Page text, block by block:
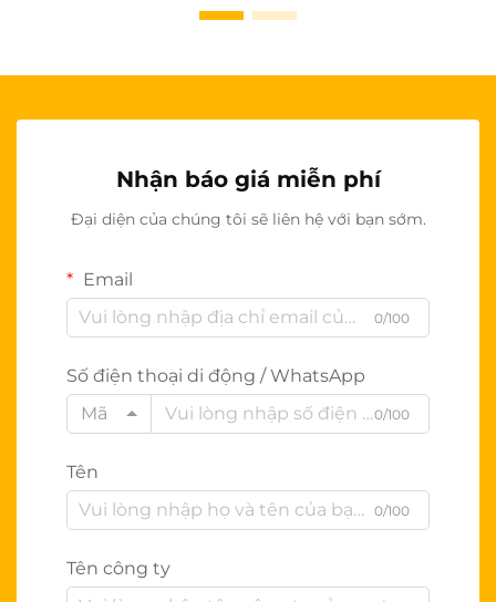
Nhận báo giá miễn phí
Đại diện của chúng tôi sẽ liên hệ với bạn sớm.
Email
0/100
Số điện thoại di động / WhatsApp
Mã
0/100
Tên
0/100
Tên công ty